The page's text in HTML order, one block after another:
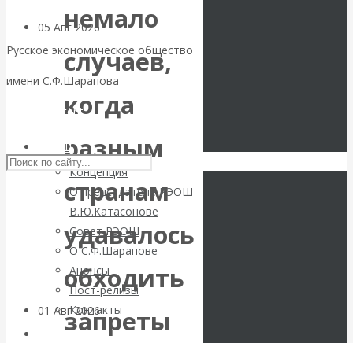
Русское экономическое общество
имени С.Ф.Шарапова
Skip to content
РЭОШ
Концепция
О председателе РЭОШ
В.Ю.Катасонове
Совет РЭОШ
О С.Ф.Шарапове
Анонсы
Пост-релизы
Контакты
Библиотека
05 Авг 2026Деньги
Валентин
Катасонов. Еще
раз на тему
блокировки
банковских
счетов
01 Авг 2026Геополитика
немало
случаев,
когда
разным
странам
удавалось
обходить
запреты